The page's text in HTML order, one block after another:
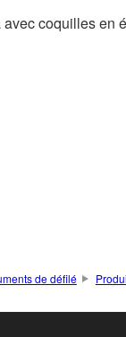
coquilles en
de défilé